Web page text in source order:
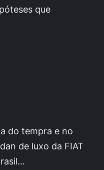
que
do tempra e no
de luxo da FIAT